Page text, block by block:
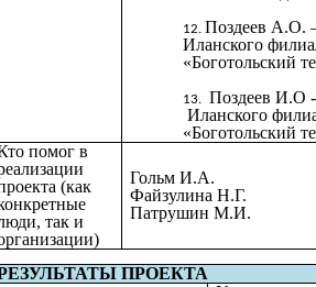
Поздеев А.О.
Иланского
«Боготольский
Поздеев И.О
Иланского
«Боготольский
помог в
(как
так и
Гольм И.А.
Файзулина Н.Г.
Патрушин М.И.
ПРОЕКТА